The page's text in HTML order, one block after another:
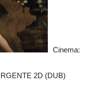
Cinema:
2D (DUB)